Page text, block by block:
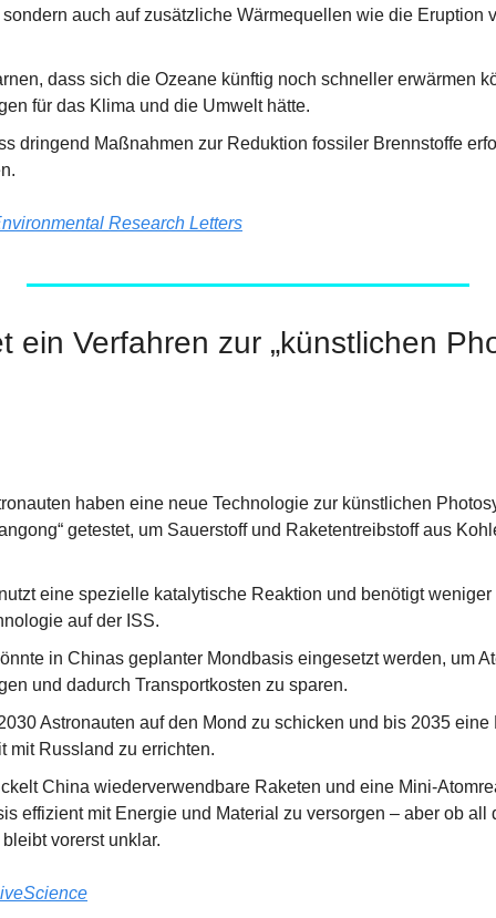
auch auf zusätzliche Wärmequellen wie die Eruption
dass sich die Ozeane künftig noch schneller erwärmen
für das Klima und die Umwelt hätte.
dringend Maßnahmen zur Reduktion fossiler Brennstoffe
Research Letters
ein Verfahren zur „künstlichen
haben eine neue Technologie zur künstlichen
getestet, um Sauerstoff und Raketentreibstoff aus
eine spezielle katalytische Reaktion und benötigt
auf der ISS.
in Chinas geplanter Mondbasis eingesetzt werden, um
und dadurch Transportkosten zu sparen.
Astronauten auf den Mond zu schicken und bis 2035 eine
mit Russland zu errichten.
China wiederverwendbare Raketen und eine Mini-
effizient mit Energie und Material zu versorgen – aber ob all
vorerst unklar.